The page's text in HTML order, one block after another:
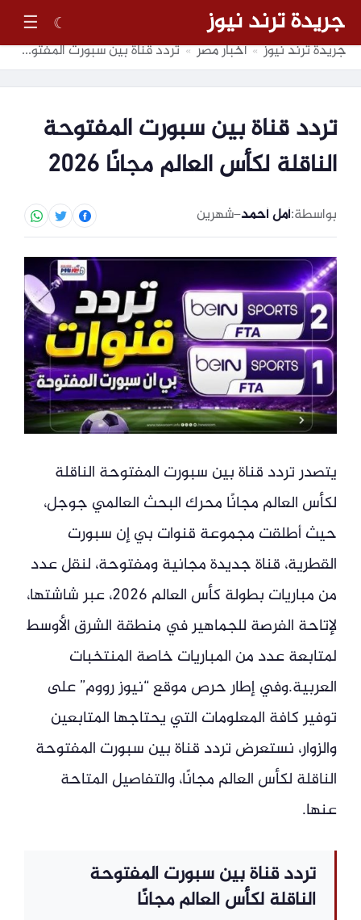
جريدة ترند نيوز ☾
☰
جريدة ترند نيوز » أخبار مصر » تردد قناة بين سبورت المفتوحة الناقلة لكأس العالم مجانًا 2026
تردد قناة بين سبورت المفتوحة
الناقلة لكأس العالم مجانًا 2026
بواسطة:أمل أحمد–شهرين
يتصدر تردد قناة بين سبورت المفتوحة الناقلة
لكأس العالم مجانًا محرك البحث العالمي جوجل،
حيث أطلقت مجموعة قنوات بي إن سبورت
القطرية، قناة جديدة مجانية ومفتوحة، لنقل عدد
من مباريات بطولة كأس العالم 2026، عبر شاشتها،
لإتاحة الفرصة للجماهير في منطقة الشرق الأوسط
لمتابعة عدد من المباريات خاصة المنتخبات
العربية.وفي إطار حرص موقع “نيوز رووم” على
توفير كافة المعلومات التي يحتاجها المتابعين
والزوار، نستعرض تردد قناة بين سبورت المفتوحة
الناقلة لكأس العالم مجانًا، والتفاصيل المتاحة
عنها.
تردد قناة بين سبورت المفتوحة
الناقلة لكأس العالم مجانًا